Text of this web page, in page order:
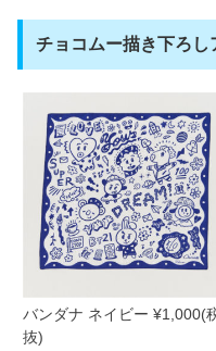
チョコムー描き下ろし
バンダナ ネイビー ¥1,000(
抜)